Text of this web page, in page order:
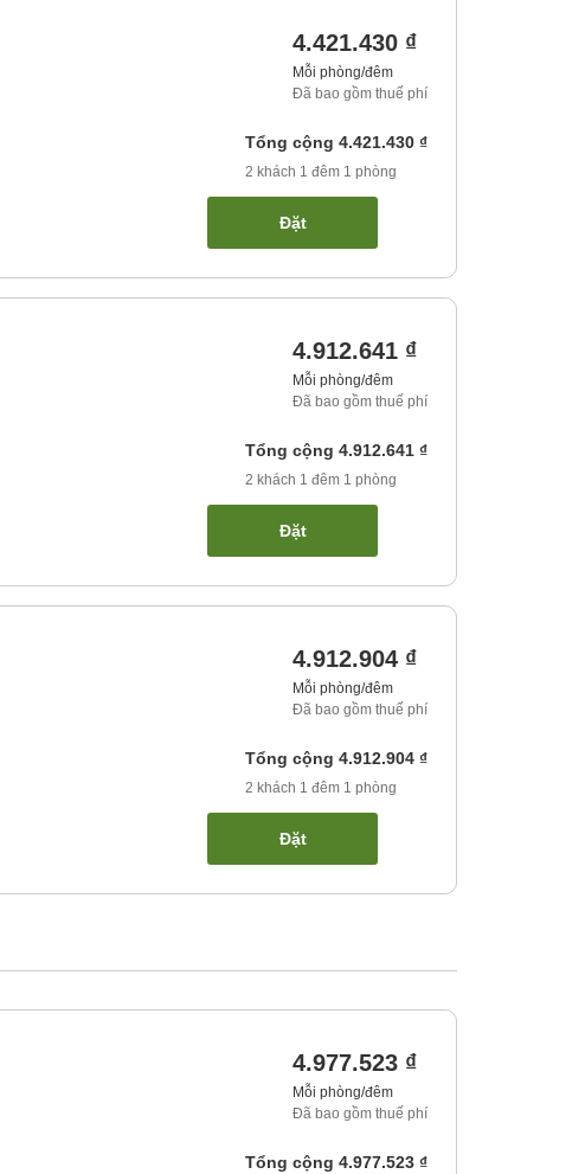
4.421.430 ₫
Mỗi phòng/đêm
Đã bao gồm thuế phí
Tổng cộng 4.421.430 ₫
2 khách 1 đêm 1 phòng
Đặt
4.912.641 ₫
Mỗi phòng/đêm
Đã bao gồm thuế phí
Tổng cộng 4.912.641 ₫
2 khách 1 đêm 1 phòng
Đặt
4.912.904 ₫
Mỗi phòng/đêm
Đã bao gồm thuế phí
Tổng cộng 4.912.904 ₫
2 khách 1 đêm 1 phòng
Đặt
4.977.523 ₫
Mỗi phòng/đêm
Đã bao gồm thuế phí
Tổng cộng 4.977.523 ₫